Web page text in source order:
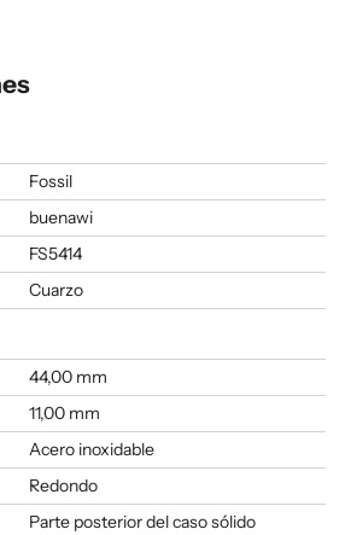
Fossil
buenawi
FS5414
Cuarzo
44,00 mm
11,00 mm
Acero inoxidable
Redondo
Parte posterior del caso sólido